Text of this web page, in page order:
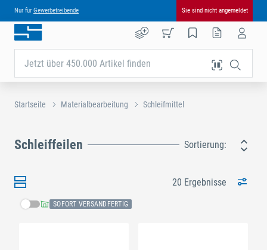
Nur für Gewerbetreibende Sie sind nicht angemeldet
Jetzt über 450.000 Artikel finden
Startseite Materialbearbeitung Schleifmittel
Schleiffeilen Sortierung:
20 Ergebnisse
SOFORT VERSANDFERTIG